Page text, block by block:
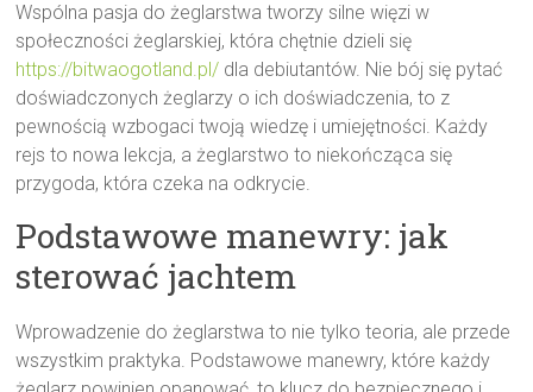
Wspólna pasja do żeglarstwa tworzy silne więzi w
społeczności żeglarskiej, która chętnie dzieli się
https://bitwaogotland.pl/ dla debiutantów. Nie bój się pytać
doświadczonych żeglarzy o ich doświadczenia, to z
pewnością wzbogaci twoją wiedzę i umiejętności. Każdy
rejs to nowa lekcja, a żeglarstwo to niekończąca się
przygoda, która czeka na odkrycie.
Podstawowe manewry: jak
sterować jachtem
Wprowadzenie do żeglarstwa to nie tylko teoria, ale przede
wszystkim praktyka. Podstawowe manewry, które każdy